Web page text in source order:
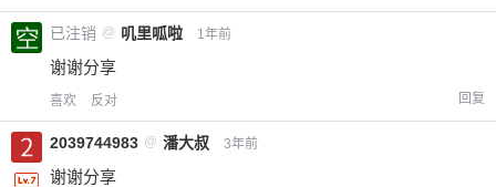
已注销 @ 叽里呱啦 1年前
谢谢分享
喜欢 反对 回复
2039744983 @ 潘大叔 3年前
谢谢分享